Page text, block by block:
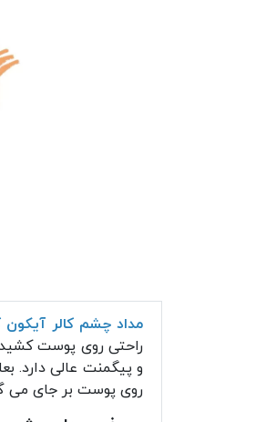
مداد چشم کالر
راحتی روی پوست
روی پوست بر جای می